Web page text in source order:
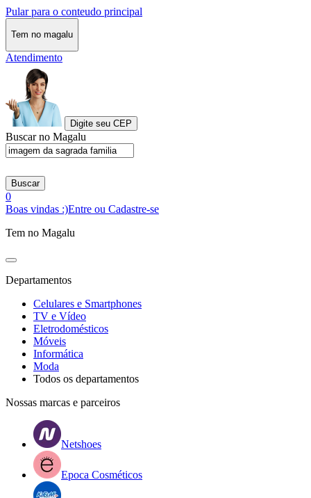
Pular para o conteudo principal
Tem no magalu
Atendimento
Digite seu CEP
Buscar no Magalu
Buscar
0
Boas vindas :)Entre ou Cadastre-se
Tem no Magalu
Departamentos
Celulares e Smartphones
TV e Vídeo
Eletrodomésticos
Móveis
Informática
Moda
Todos os departamentos
Nossas marcas e parceiros
Netshoes
Epoca Cosméticos